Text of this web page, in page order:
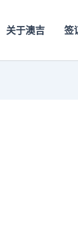
关于澳吉 签